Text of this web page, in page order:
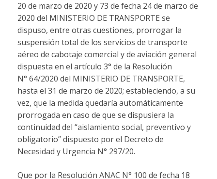
20 de marzo de 2020 y 73 de fecha 24 de marzo de
2020 del MINISTERIO DE TRANSPORTE se
dispuso, entre otras cuestiones, prorrogar la
suspensión total de los servicios de transporte
aéreo de cabotaje comercial y de aviación general
dispuesta en el artículo 3° de la Resolución
N° 64/2020 del MINISTERIO DE TRANSPORTE,
hasta el 31 de marzo de 2020; estableciendo, a su
vez, que la medida quedaría automáticamente
prorrogada en caso de que se dispusiera la
continuidad del “aislamiento social, preventivo y
obligatorio” dispuesto por el Decreto de
Necesidad y Urgencia N° 297/20.
Que por la Resolución ANAC N° 100 de fecha 18